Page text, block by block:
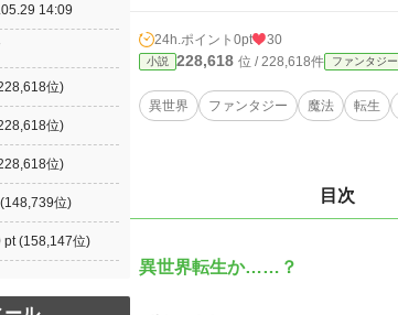
24h.ポイント 0pt 30
小説 228,618 位 / 228,618件 ファンタジー
異世界 ファンタジー 魔法 転生
目次
異世界転生か……？
14:09
位)
位)
位)
位)
pt (158,147位)